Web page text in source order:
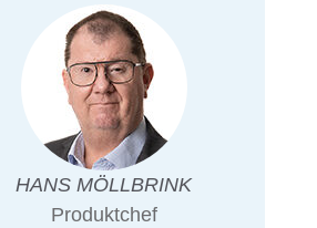
HANS MÖLLBRINK
Produktchef